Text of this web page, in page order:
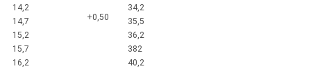
14,2
+0,50
34,2
14,7
35,5
15,2
36,2
15,7
382
16,2
40,2